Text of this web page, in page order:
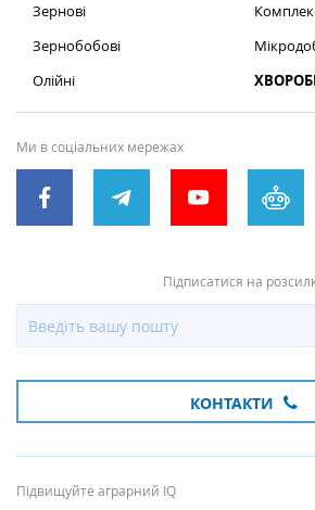
Зернові
Зернобобові
Олійні
Ми в соціальних мережах
Підписатися на
КОНТАКТИ
Підвищуйте аграрний IQ